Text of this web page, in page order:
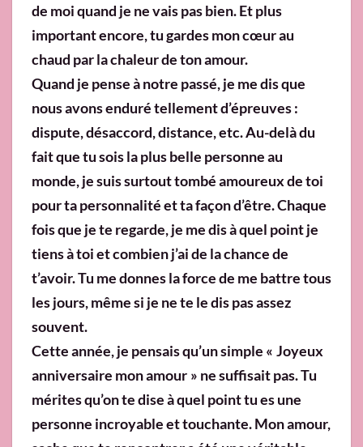
de moi quand je ne vais pas bien. Et plus
important encore, tu gardes mon cœur au
chaud par la chaleur de ton amour.
Quand je pense à notre passé, je me dis que
nous avons enduré tellement d’épreuves :
dispute, désaccord, distance, etc. Au-delà du
fait que tu sois la plus belle personne au
monde, je suis surtout tombé amoureux de toi
pour ta personnalité et ta façon d’être. Chaque
fois que je te regarde, je me dis à quel point je
tiens à toi et combien j’ai de la chance de
t’avoir. Tu me donnes la force de me battre tous
les jours, même si je ne te le dis pas assez
souvent.
Cette année, je pensais qu’un simple « Joyeux
anniversaire mon amour » ne suffisait pas. Tu
mérites qu’on te dise à quel point tu es une
personne incroyable et touchante. Mon amour,